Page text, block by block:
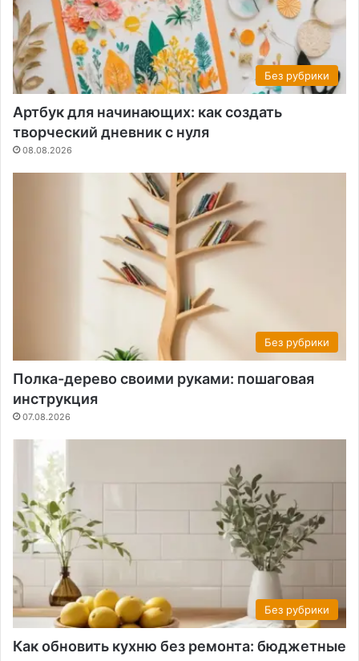
Без рубрики
Артбук для начинающих: как создать
творческий дневник с нуля
08.08.2026
Без рубрики
Полка-дерево своими руками: пошаговая
инструкция
07.08.2026
Без рубрики
Как обновить кухню без ремонта: бюджетные